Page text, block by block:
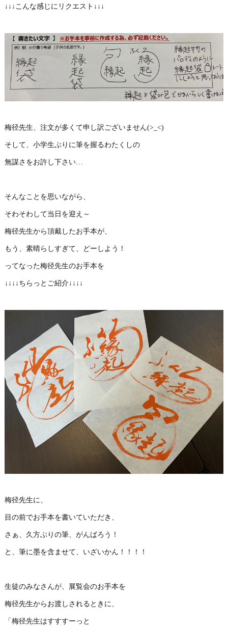
↓↓↓こんな感じにリクエスト↓↓↓
梅径先生、注文が多くて申し訳ございません(>_<)
そして、小学生ぶりに筆を握るわたくしの
無謀さをお許し下さい…
そんなことを思いながら、
そわそわして当日を迎え～
梅径先生から頂戴したお手本が、
もう、素晴らしすぎて、どーしよう！
ってなった梅径先生のお手本を
↓↓↓↓ちらっとご紹介↓↓↓↓
梅径先生に、
目の前でお手本を書いていただき、
さぁ、久方ぶりの筆、がんばろう！
と、筆に墨を含ませて、いざいかん！！！！
生徒のみなさんが、展覧会のお手本を
梅径先生からお渡しされるときに、
「梅径先生はすすすーっと